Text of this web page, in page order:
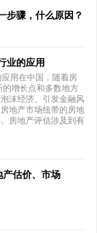
步骤，什么原因？
业的应用
用在中国，随着房
增长点和多数地方
沫经济、引发金融风
地产市场纽带的房地
房地产评估涉及到有
产估价、市场